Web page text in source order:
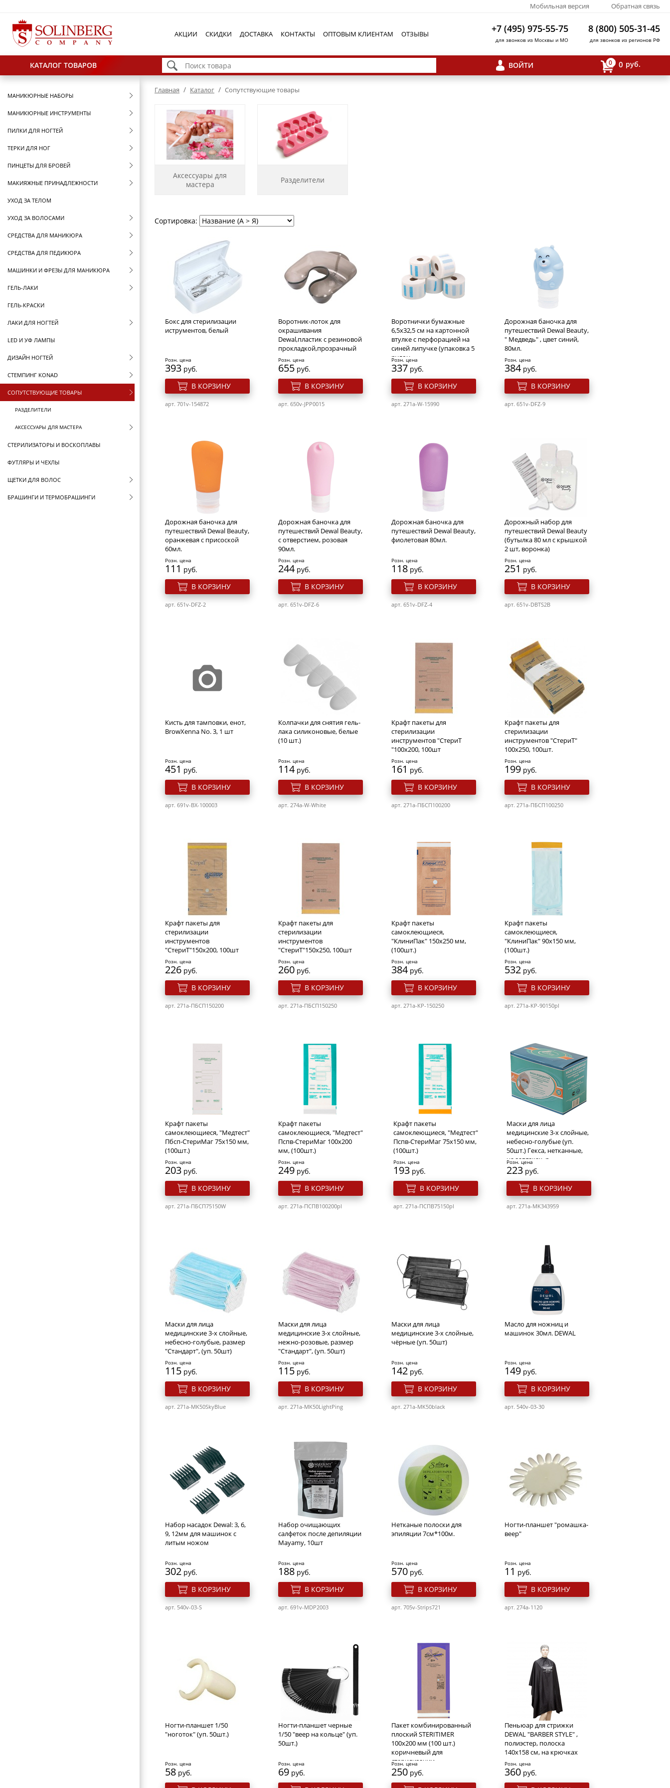
Мобильная версия Обратная связь
АКЦИИ СКИДКИ ДОСТАВКА КОНТАКТЫ ОПТОВЫМ КЛИЕНТАМ ОТЗЫВЫ +7 (495) 975-55-75
для звонков из Москвы и МО
8 (800) 505-31-45
для звонков из регионов РФ
КАТАЛОГ ТОВАРОВ ВОЙТИ 0 0 руб.
МАНИКЮРНЫЕ НАБОРЫ
МАНИКЮРНЫЕ ИНСТРУМЕНТЫ
ПИЛКИ ДЛЯ НОГТЕЙ
ТЕРКИ ДЛЯ НОГ
ПИНЦЕТЫ ДЛЯ БРОВЕЙ
МАКИЯЖНЫЕ ПРИНАДЛЕЖНОСТИ
УХОД ЗА ТЕЛОМ
УХОД ЗА ВОЛОСАМИ
СРЕДСТВА ДЛЯ МАНИКЮРА
СРЕДСТВА ДЛЯ ПЕДИКЮРА
МАШИНКИ И ФРЕЗЫ ДЛЯ МАНИКЮРА
ГЕЛЬ-ЛАКИ
ГЕЛЬ-КРАСКИ
ЛАКИ ДЛЯ НОГТЕЙ
LED И УФ ЛАМПЫ
ДИЗАЙН НОГТЕЙ
СТЕМПИНГ KONAD
СОПУТСТВУЮЩИЕ ТОВАРЫ
РАЗДЕЛИТЕЛИ
АКСЕССУАРЫ ДЛЯ МАСТЕРА
СТЕРИЛИЗАТОРЫ И ВОСКОПЛАВЫ
ФУТЛЯРЫ И ЧЕХЛЫ
ЩЕТКИ ДЛЯ ВОЛОС
БРАШИНГИ И ТЕРМОБРАШИНГИ
Главная / Каталог / Сопутствующие товары
Аксессуары для
мастера
Разделители
Сортировка:
Бокс для стерилизации
иструментов, белый
Розн. цена
393 руб.
В КОРЗИНУ
арт. 701v-154872
Воротник-лоток для
окрашивания
Dewal,пластик с резиновой
прокладкой,прозрачный
Розн. цена
655 руб.
В КОРЗИНУ
арт. 650v-JPP0015
Воротнички бумажные
6,5x32,5 см на картонной
втулке с перфорацией на
синей липучке (упаковка 5
рулон
Розн. цена
337 руб.
В КОРЗИНУ
арт. 271a-W-15990
Дорожная баночка для
путешествий Dewal Beauty,
" Медведь" , цвет синий,
80мл.
Розн. цена
384 руб.
В КОРЗИНУ
арт. 651v-DFZ-9
Дорожная баночка для
путешествий Dewal Beauty,
оранжевая с присоской
60мл.
Розн. цена
111 руб.
В КОРЗИНУ
арт. 651v-DFZ-2
Дорожная баночка для
путешествий Dewal Beauty,
с отверстием, розовая
90мл.
Розн. цена
244 руб.
В КОРЗИНУ
арт. 651v-DFZ-6
Дорожная баночка для
путешествий Dewal Beauty,
фиолетовая 80мл.
Розн. цена
118 руб.
В КОРЗИНУ
арт. 651v-DFZ-4
Дорожный набор для
путешествий Dewal Beauty
(бутылка 80 мл с крышкой
2 шт, воронка)
Розн. цена
251 руб.
В КОРЗИНУ
арт. 651v-DBTS2B
Кисть для тамповки, енот,
BrowXenna No. 3, 1 шт
Розн. цена
451 руб.
В КОРЗИНУ
арт. 691v-BX-100003
Колпачки для снятия гель-
лака силиконовые, белые
(10 шт.)
Розн. цена
114 руб.
В КОРЗИНУ
арт. 274a-W-White
Крафт пакеты для
стерилизации
инструментов "СтериТ
"100х200, 100шт
Розн. цена
161 руб.
В КОРЗИНУ
арт. 271a-ПБCП100200
Крафт пакеты для
стерилизации
инструментов "СтериТ"
100х250, 100шт.
Розн. цена
199 руб.
В КОРЗИНУ
арт. 271a-ПБCП100250
Крафт пакеты для
стерилизации
инструментов
"СтериТ"150х200, 100шт
Розн. цена
226 руб.
В КОРЗИНУ
арт. 271a-ПБCП150200
Крафт пакеты для
стерилизации
инструментов
"СтериТ"150х250, 100шт
Розн. цена
260 руб.
В КОРЗИНУ
арт. 271a-ПБCП150250
Крафт пакеты
самоклеющиеся,
"КлиниПак" 150х250 мм,
(100шт.)
Розн. цена
384 руб.
В КОРЗИНУ
арт. 271a-KP-150250
Крафт пакеты
самоклеющиеся,
"КлиниПак" 90х150 мм,
(100шт.)
Розн. цена
532 руб.
В КОРЗИНУ
арт. 271a-KP-90150pl
Крафт пакеты
самоклеющиеся, "Медтест"
Пбсп-СтериМаг 75х150 мм,
(100шт.)
Розн. цена
203 руб.
В КОРЗИНУ
арт. 271a-ПБCП75150W
Крафт пакеты
самоклеющиеся, "Медтест"
Пспв-СтериМаг 100х200
мм, (100шт.)
Розн. цена
249 руб.
В КОРЗИНУ
арт. 271a-ПCПB100200pl
Крафт пакеты
самоклеющиеся, "Медтест"
Пспв-СтериМаг 75х150 мм,
(100шт.)
Розн. цена
193 руб.
В КОРЗИНУ
арт. 271a-ПCПB75150pl
Маски для лица
медицинские 3-х слойные,
небесно-голубые (уп.
50шт.) Гекса, нетканные,
на завязках, р
Розн. цена
223 руб.
В КОРЗИНУ
арт. 271a-MK343959
Маски для лица
медицинские 3-х слойные,
небесно-голубые, размер
"Стандарт", (уп. 50шт)
Розн. цена
115 руб.
В КОРЗИНУ
арт. 271a-MK50SkyBlue
Маски для лица
медицинские 3-х слойные,
нежно-розовые, размер
"Стандарт", (уп. 50шт)
Розн. цена
115 руб.
В КОРЗИНУ
арт. 271a-MK50LightPing
Маски для лица
медицинские 3-х слойные,
чёрные (уп. 50шт)
Розн. цена
142 руб.
В КОРЗИНУ
арт. 271a-MK50black
Масло для ножниц и
машинок 30мл. DEWAL
Розн. цена
149 руб.
В КОРЗИНУ
арт. 540v-03-30
Набор насадок Dewal: 3, 6,
9, 12мм для машинок с
литым ножом
Розн. цена
302 руб.
В КОРЗИНУ
арт. 540v-03-S
Набор очищающих
салфеток после депиляции
Mayamy, 10шт
Розн. цена
188 руб.
В КОРЗИНУ
арт. 691v-MDP2003
Нетканые полоски для
эпиляции 7см*100м.
Розн. цена
570 руб.
В КОРЗИНУ
арт. 705v-Strips721
Ногти-планшет "ромашка-
веер"
Розн. цена
11 руб.
В КОРЗИНУ
арт. 274a-1120
Ногти-планшет 1/50
"ноготок" (уп. 50шт.)
Розн. цена
58 руб.
Ногти-планшет черные
1/50 "веер на кольце" (уп.
50шт.)
Розн. цена
69 руб.
Пакет комбинированный
плоский STERITIMER
100х200 мм (100 шт.)
коричневый для
стерилизации
Розн. цена
250 руб.
Пеньюар для стрижки
DEWAL "BARBER STYLE" ,
полиэстер, полоска
140х158 см, на крючках
Розн. цена
360 руб.